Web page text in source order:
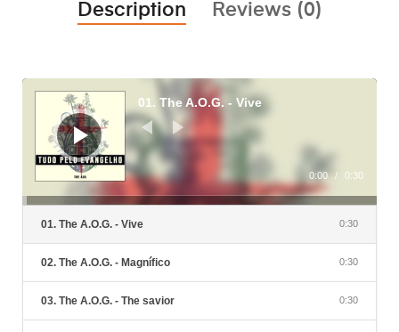
Description Reviews (0)
Audio
Player
01. The A.O.G. - Vive
0:00 / 0:30
01. The A.O.G. - Vive 0:30
02. The A.O.G. - Magnífico 0:30
03. The A.O.G. - The savior 0:30